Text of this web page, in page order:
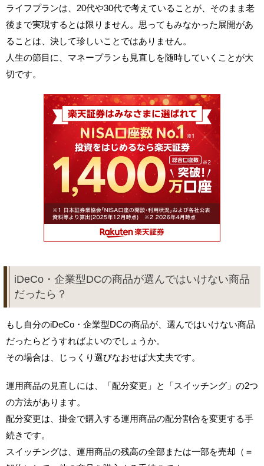
ライフプランは、20代や30代で考えていることが、そのまま老
後まで実現するとは限りません。思ってもみなかった展開があ
ることは、決して珍しいことではありません。
人生の節目に、マネープランも見直しを随時していくことが大
切です。
iDeCo・企業型DCの商品が選んではいけない商品
だったら？
もし自分のiDeCo・企業型DCの商品が、選んではいけない商品
だったらどうすればよいのでしょうか。
その場合は、じっくり選びなおせば大丈夫です。
運用商品の見直しには、「配分変更」と「スイッチング」の2つ
の方法があります。
配分変更は、掛金で購入する運用商品の配分割合を変更する手
続きです。
スイッチングは、運用商品の残高の全部または一部を売却（＝